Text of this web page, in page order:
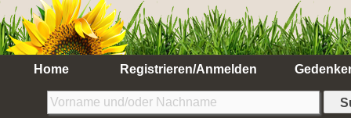
Home Registrieren/Anmelden